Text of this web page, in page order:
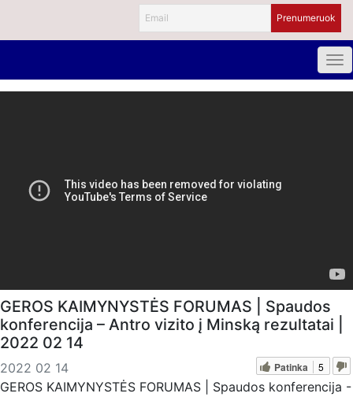
GEROS KAIMYNYSTĖS FORUMAS | Spaudos
konferencija – Antro vizito į Minską rezultatai |
2022 02 14
2022 02 14 Patinka 5
GEROS KAIMYNYSTĖS FORUMAS | Spaudos konferencija -